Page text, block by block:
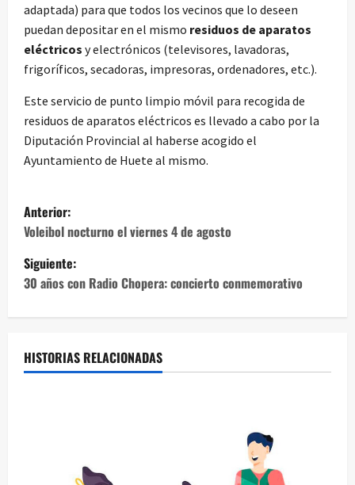
adaptada) para que todos los vecinos que lo deseen
puedan depositar en el mismo residuos de aparatos
eléctricos y electrónicos (televisores, lavadoras,
frigoríficos, secadoras, impresoras, ordenadores, etc.).
Este servicio de punto limpio móvil para recogida de
residuos de aparatos eléctricos es llevado a cabo por la
Diputación Provincial al haberse acogido el
Ayuntamiento de Huete al mismo.
N
a
v
a
Anterior:
Voleibol nocturno el viernes 4 de agosto
Siguiente:
30 años con Radio Chopera: concierto conmemorativo
HISTORIAS RELACIONADAS